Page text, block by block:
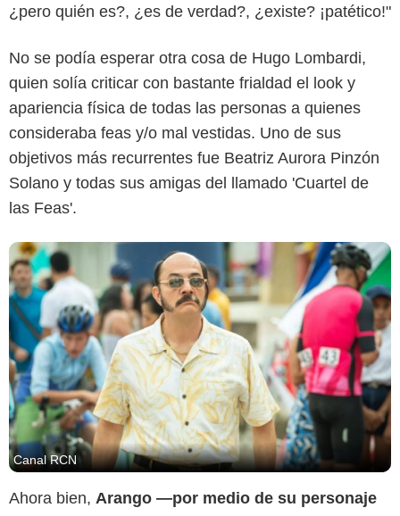
¿pero quién es?, ¿es de verdad?, ¿existe? ¡patético!"
No se podía esperar otra cosa de Hugo Lombardi,
quien solía criticar con bastante frialdad el look y
apariencia física de todas las personas a quienes
consideraba feas y/o mal vestidas. Uno de sus
objetivos más recurrentes fue Beatriz Aurora Pinzón
Solano y todas sus amigas del llamado 'Cuartel de
las Feas'.
Canal RCN
Canal RCN
Ahora bien, Arango —por medio de su personaje